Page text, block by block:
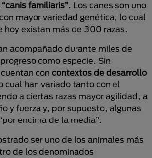
familiaris”. Los canes son uno
mayor variedad genética, lo cual
hoy existan más de 300 razas.
acompañado durante miles de
como especie. Sin
con contextos de desarrollo
cual han variado tanto con el
a ciertas razas mayor agilidad, a
y fuerza y, por supuesto, algunas
encima de la media”.
ser uno de los animales más
de los denominados